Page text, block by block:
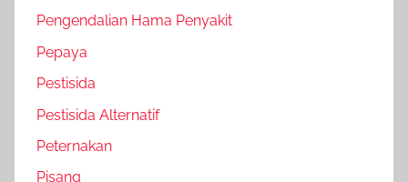
Pengendalian Hama Penyakit
Pepaya
Pestisida
Pestisida Alternatif
Peternakan
Pisang